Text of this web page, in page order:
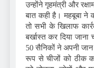
उन्होंने गृहमंत्री और
बात कही है। महबूबा ने
तो सभी के खिलाफ
बर्खास्त कर दिया
50 सैनिकों ने अपनी जान
रूप से चीजों को ठीक